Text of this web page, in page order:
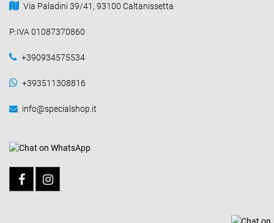
Via Paladini 39/41, 93100 Caltanissetta
P:IVA 01087370860
+390934575534
+393511308816
info@specialshop.it